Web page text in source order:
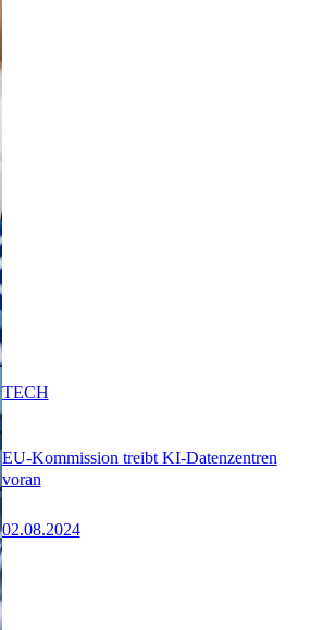
EU-Kommission treibt KI-Datenzentren
voran
02.08.2024
TECH